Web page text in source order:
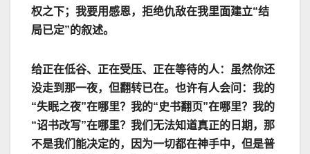
权之下；我要用感恩，拒绝仇敌在我里面建立“结
局已定”的叙述。
给正在低谷、正在受压、正在等待的人：虽然你还
没走到那一夜，但翻转已在。也许有人会问：我的
“失眠之夜”在哪里？我的“史书翻页”在哪里？我的
“诏书改写”在哪里？我们无法知道真正的日期，那
不是我们能决定的，因为一切都在神手中，但是普